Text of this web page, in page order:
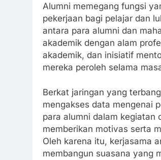
Alumni memegang fungsi
pekerjaan bagi pelajar dan
antara para alumni dan
akademik dengan alam
akademik, dan inisiatif
mereka peroleh selama
Berkat jaringan yang
mengakses data mengenai
para alumni dalam kegiatan
memberikan motivas serta
Oleh karena itu, kerjasama
membangun suasana yang